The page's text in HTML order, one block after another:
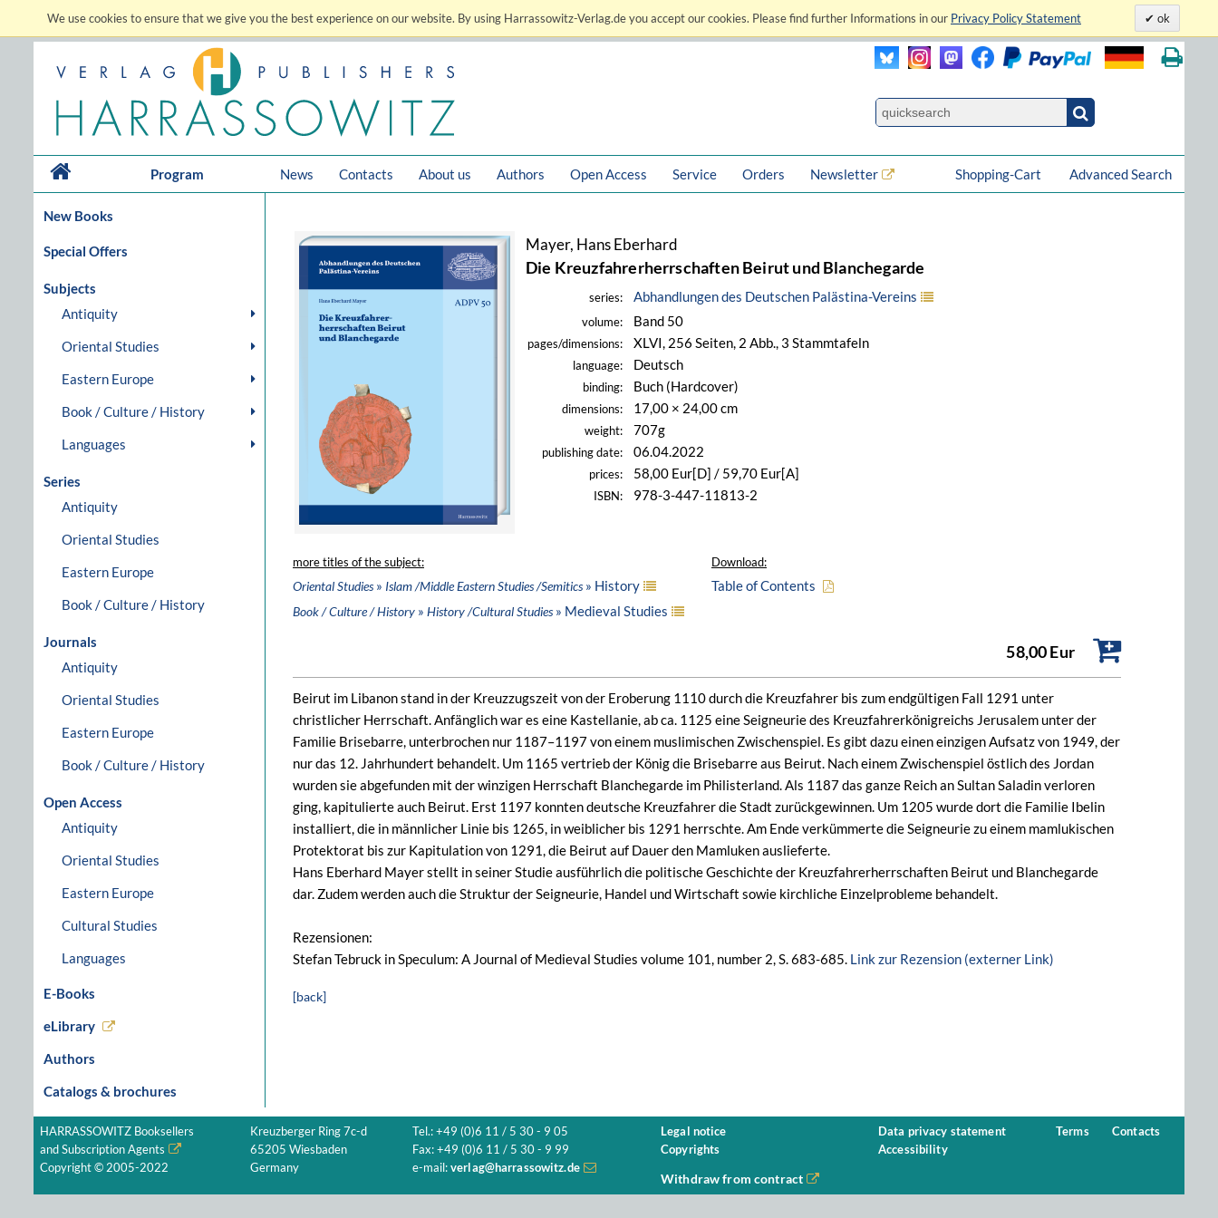
We use cookies to ensure that we give you the best experience on our website. By using Harrassowitz-Verlag.de you accept our cookies. Please find further Informations in our Privacy Policy Statement ok
Program News Contacts About us Authors Open Access Service Orders Newsletter Advanced Search
Shopping-Cart
New Books
Special Offers
Subjects
Antiquity
Oriental Studies
Eastern Europe
Book / Culture / History
Languages
Series
Antiquity
Oriental Studies
Eastern Europe
Book / Culture / History
Journals
Antiquity
Oriental Studies
Eastern Europe
Book / Culture / History
Open Access
Antiquity
Oriental Studies
Eastern Europe
Cultural Studies
Languages
E-Books
eLibrary
Authors
Catalogs & brochures
Mayer, Hans Eberhard
Die Kreuzfahrerherrschaften Beirut und Blanchegarde
series: Abhandlungen des Deutschen Palästina-Vereins
volume: Band 50
pages/dimensions: XLVI, 256 Seiten, 2 Abb., 3 Stammtafeln
language: Deutsch
binding: Buch (Hardcover)
dimensions: 17,00 × 24,00 cm
weight: 707g
publishing date: 06.04.2022
prices: 58,00 Eur[D] / 59,70 Eur[A]
ISBN: 978-3-447-11813-2
more titles of the subject:
Oriental Studies» Islam /Middle Eastern Studies /Semitics» History
Book / Culture / History » History /Cultural Studies» Medieval Studies
Download:
Table of Contents
58,00 Eur
Beirut im Libanon stand in der Kreuzzugszeit von der Eroberung 1110 durch die Kreuzfahrer bis zum endgültigen Fall 1291 unter
christlicher Herrschaft. Anfänglich war es eine Kastellanie, ab ca. 1125 eine Seigneurie des Kreuzfahrerkönigreichs Jerusalem unter der
Familie Brise­barre, unterbrochen nur 1187–1197 von einem muslimischen Zwischenspiel. Es gibt dazu einen einzigen Aufsatz von 1949, der
nur das 12. Jahrhundert behandelt. Um 1165 vertrieb der König die Brisebarre aus Beirut. Nach einem Zwischenspiel östlich des Jordan
wurden sie abgefunden mit der winzigen Herrschaft Blanchegarde im Philisterland. Als 1187 das ganze Reich an Sultan Saladin verloren
ging, kapitulierte auch Beirut. Erst 1197 konnten deutsche Kreuzfahrer die Stadt zurückgewinnen. Um 1205 wurde dort die Familie Ibelin
installiert, die in männlicher Linie bis 1265, in weiblicher bis 1291 herrschte. Am Ende verkümmerte die Seigneurie zu einem mamlukischen
Pro­tektorat bis zur Kapitulation von 1291, die Beirut auf Dauer den Mamluken auslieferte.
Hans Eberhard Mayer stellt in seiner Studie ausführlich die politische Geschichte der Kreuzfahrerherrschaften Beirut und Blanchegarde
dar. Zudem werden auch die Struktur der Seigneurie, Handel und Wirtschaft sowie kirchliche Einzelprobleme behandelt.
Rezensionen:
Stefan Tebruck in Speculum: A Journal of Medieval Studies volume 101, number 2, S. 683-685. Link zur Rezension (externer Link)
[back]
HARRASSOWITZ Booksellers
and Subscription Agents
Copyright © 2005-2022
Kreuzberger Ring 7c-d
65205 Wiesbaden
Germany
Tel.: +49 (0)6 11 / 5 30 - 9 05
Fax: +49 (0)6 11 / 5 30 - 9 99
e-mail: verlag@harrassowitz.de
Legal notice
Copyrights
Data privacy statement
Accessibility
Terms Contacts
Withdraw from contract